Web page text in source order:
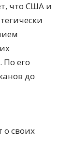
что США и
По его
до
о своих